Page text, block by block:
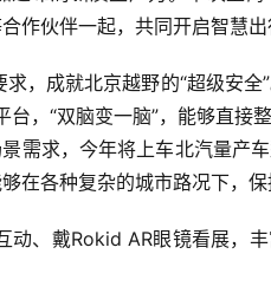
作伙伴一起，共同开启智慧出
，成就北京越野的“超级安全
，“双脑变一脑”，能够直接
需求，今年将上车北汽量产
各种复杂的城市路况下，保
、戴Rokid AR眼镜看展，